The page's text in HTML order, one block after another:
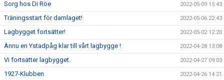
Sorg hos Di Röe 2022-05-09 15:43
Träningsstart för damlaget! 2022-05-06 22:43
Lagbygget fortsätter! 2022-05-02 12:20
Ännu en Ystadpåg klar till vårt lagbygge ! 2022-04-28 13:08
Vi fortsätter lagbygget. 2022-04-27 09:03
1927-Klubben 2022-04-26 14:21